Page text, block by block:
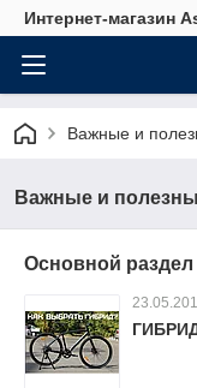
Интернет-магазин
Важные и
Важные и
Основной раздел